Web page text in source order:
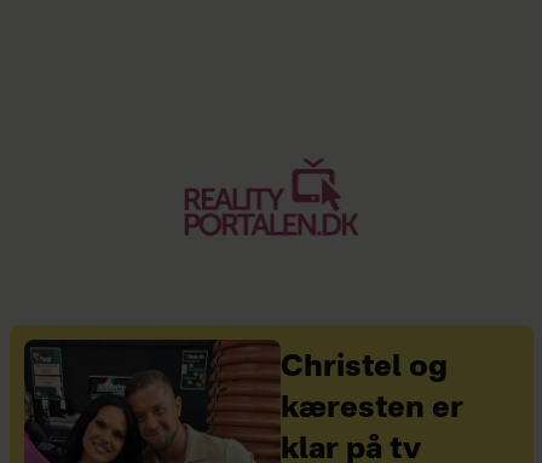
Christel og
kæresten er
klar på tv